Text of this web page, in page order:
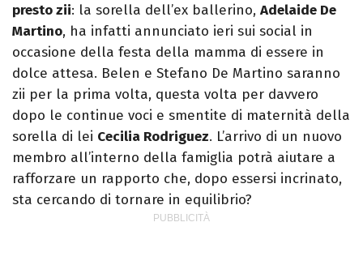
presto zii: la sorella dell’ex ballerino, Adelaide De
Martino, ha infatti annunciato ieri sui social in
occasione della festa della mamma di essere in
dolce attesa. Belen e Stefano De Martino saranno
zii per la prima volta, questa volta per davvero
dopo le continue voci e smentite di maternità della
sorella di lei Cecilia Rodriguez. L’arrivo di un nuovo
membro all’interno della famiglia potrà aiutare a
rafforzare un rapporto che, dopo essersi incrinato,
sta cercando di tornare in equilibrio?